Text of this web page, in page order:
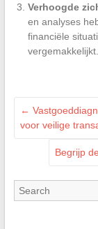
Verhoogde
en analyses
financiële
vergemakkelijkt.
←
voor veilige
Begrijp